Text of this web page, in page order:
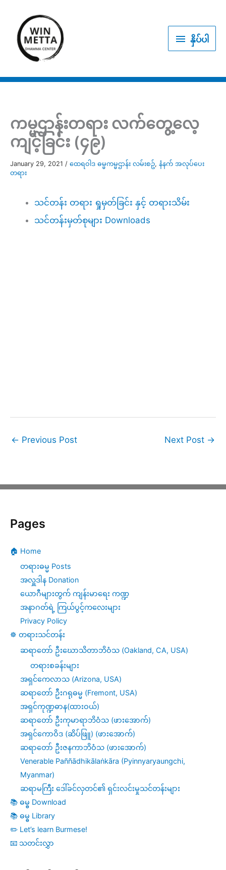
content
နှိပ် နှိပ်ပါ
ကမ္မဌာန်းတရား လက်တွေ့လေ့
ကျင့်ခြင်း (၄၉)
January 29, 2021 / ထေရဝါဒ ဓမ္မကမ္မဌာန်း လမ်းစဥ်, နံနက် အလုပ်ပေး
တရား
သင်တန်း တရား ရှုမှတ်ခြင်း နှင့် တရားသိမ်း
သင်တန်းမှတ်စုများ Downloads
← Previous Post Next Post →
Pages
🏠 Home
တရားဓမ္မ Posts
အလှူဒါန Donation
ယောဂီများတွက် ကျန်းမာရေး ကဏ္ဍ
အနာဂတ်ရဲ့ ကြယ်ပွင့်ကလေးများ
Privacy Policy
☸️ တရားသင်တန်း
ဆရာတော် ဦးဃောသိတာဘိဝံသ (Oakland, CA, USA)
တရားစခန်းများ
အရှင်ကေလာသ (Arizona, USA)
ဆရာတော် ဦးဂရုဓမ္မ (Fremont, USA)
အရှင်ကုဏ္ဍဓာန(ထားဝယ်)
ဆရာတော် ဦးကုမာရာဘိဝံသ (ဖားအောက်)
အရှင်ကောဝိဒ (ဆိပ်ဖြူ) (ဖားအောက်)
ဆရာတော် ဦးဇနကာဘိဝံသ (ဖားအောက်)
Venerable Paññādhikālaṅkāra (Pyinnyaryaungchi,
Myanmar)
ဆရာမကြီး ဒေါ်ခင်လှတင်၏ ရှင်းလင်းမှုသင်တန်းများ
📚 ဓမ္ဓ Download
📚 ဓမ္ဓ Library
✏️ Let’s learn Burmese!
📧 သတင်းလွှာ